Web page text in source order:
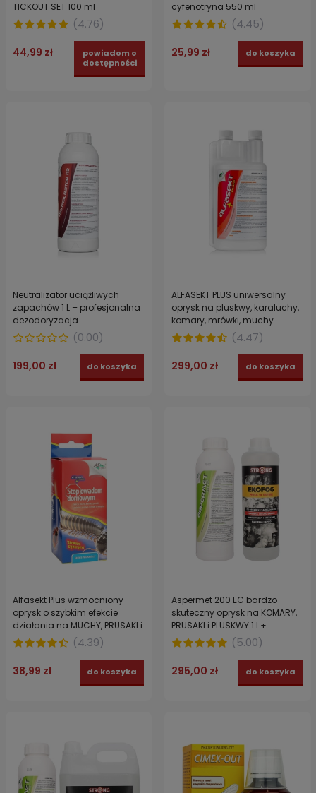
TICKOUT SET 100 ml
(4.76)
44,99 zł
powiadom o
dostępności
cyfenotryna 550 ml
(4.45)
25,99 zł do koszyka
Neutralizator uciążliwych
zapachów 1 L – profesjonalna
dezodoryzacja
(0.00)
199,00 zł do koszyka
ALFASEKT PLUS uniwersalny
oprysk na pluskwy, karaluchy,
komary, mrówki, muchy.
Środek owadobójczy o
wzmocnionym działaniu 1 L
(4.47)
299,00 zł do koszyka
Alfasekt Plus wzmocniony
oprysk o szybkim efekcie
działania na MUCHY, PRUSAKI i
PLUSKWY 100 ml(4.39)
38,99 zł do koszyka
Aspermet 200 EC bardzo
skuteczny oprysk na KOMARY,
PRUSAKI i PLUSKWY 1 l +
WSPOMAGACZ, MGŁA w płynie
EKOFOG 1 L
(5.00)
295,00 zł do koszyka